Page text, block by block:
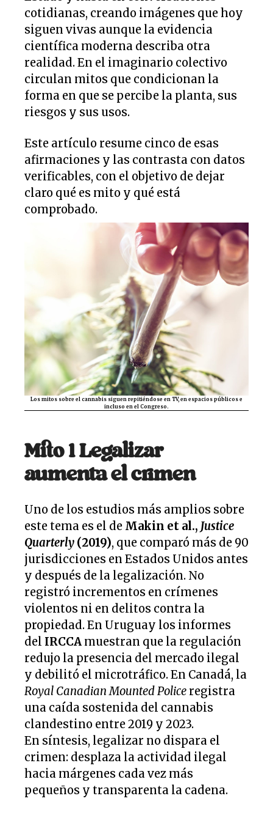
cotidianas, creando imágenes que hoy
siguen vivas aunque la evidencia
científica moderna describa otra
realidad. En el imaginario colectivo
circulan mitos que condicionan la
forma en que se percibe la planta, sus
riesgos y sus usos.
Este artículo resume cinco de esas
afirmaciones y las contrasta con datos
verificables, con el objetivo de dejar
claro qué es mito y qué está
comprobado.
Los mitos sobre el cannabis siguen repitiéndose en TV, en espacios públicos e
incluso en el Congreso.
Mito 1 Legalizar
aumenta el crimen
Uno de los estudios más amplios sobre
este tema es el de Makin et al., Justice
Quarterly (2019), que comparó más de 90
jurisdicciones en Estados Unidos antes
y después de la legalización. No
registró incrementos en crímenes
violentos ni en delitos contra la
propiedad. En Uruguay los informes
del IRCCA muestran que la regulación
redujo la presencia del mercado ilegal
y debilitó el microtráfico. En Canadá, la
Royal Canadian Mounted Police registra
una caída sostenida del cannabis
clandestino entre 2019 y 2023.
En síntesis, legalizar no dispara el
crimen: desplaza la actividad ilegal
hacia márgenes cada vez más
pequeños y transparenta la cadena.